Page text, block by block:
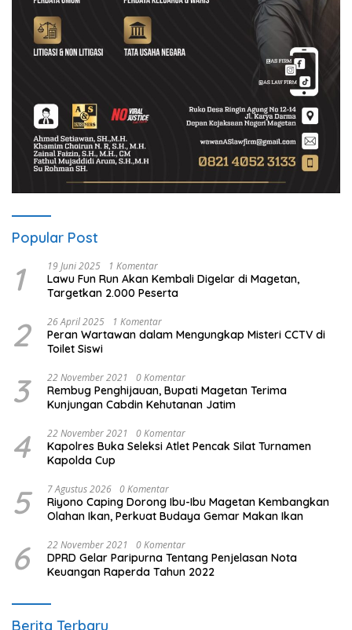
Popular Post
1 19 Juni 2025 1 Komentar
Lawu Fun Run Akan Kembali Digelar di Magetan,
Targetkan 2.000 Peserta
2 26 April 2025 1 Komentar
Peran Wartawan dalam Mengungkap Misteri CCTV di
Toilet Siswi
3 22 November 2021 0 Komentar
Rembug Penghijauan, Bupati Magetan Terima
Kunjungan Cabdin Kehutanan Jatim
4 22 November 2021 0 Komentar
Kapolres Buka Seleksi Atlet Pencak Silat Turnamen
Kapolda Cup
5 7 Agustus 2026 0 Komentar
Riyono Caping Dorong Ibu-Ibu Magetan Kembangkan
Olahan Ikan, Perkuat Budaya Gemar Makan Ikan
6 22 November 2021 0 Komentar
DPRD Gelar Paripurna Tentang Penjelasan Nota
Keuangan Raperda Tahun 2022
Berita Terbaru